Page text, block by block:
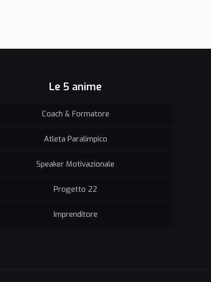
Le 5 anime
Coach & Formatore
Atleta Paralimpico
Speaker Motivazionale
Progetto 22
Imprenditore